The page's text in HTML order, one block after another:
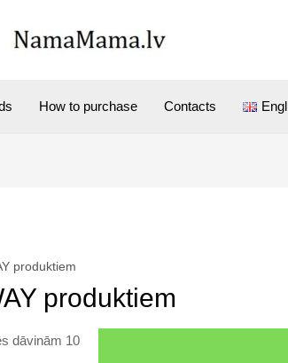
How to purchase Contacts
produktiem
produktiem
dāvinām 10